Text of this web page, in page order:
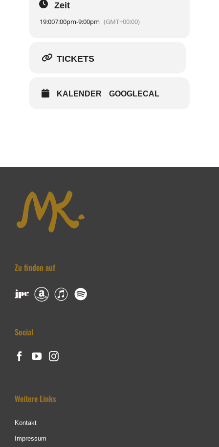
Zeit
19:007:00pm-9:00pm (GMT+00:00)
TICKETS
KALENDER GOOGLECAL
Zu finden auf
Social
Weitere Links
Kontakt
Impressum